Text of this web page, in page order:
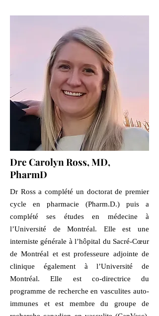
Dre Carolyn Ross, MD,
PharmD
Dr Ross a complété un doctorat de premier
cycle en pharmacie (Pharm.D.) puis a
complété ses études en médecine à
l’Université de Montréal. Elle est une
interniste générale à l’hôpital du Sacré-Cœur
de Montréal et est professeure adjointe de
clinique également à l’Université de
Montréal. Elle est co-directrice du
programme de recherche en vasculites auto-
immunes et est membre du groupe de